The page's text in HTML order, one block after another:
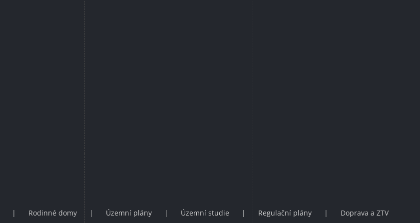
Rodinné domy Územní plány Územní studie Regulační plány Doprava a ZTV